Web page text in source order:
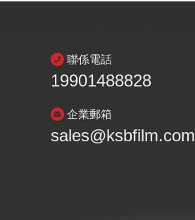
聯係電話
19901488828
企業郵箱
sales@ksbfilm.com